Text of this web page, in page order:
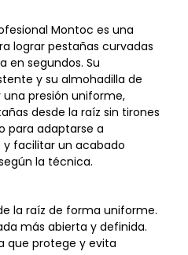
Montoc es una
lograr pestañas curvadas
en segundos. Su
y su almohadilla de
presión uniforme,
desde la raíz sin tirones
para adaptarse a
facilitar un acabado
la técnica.
la raíz de forma uniforme.
más abierta y definida.
que protege y evita